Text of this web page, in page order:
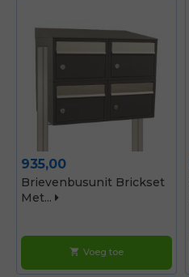
Prijs
935,00
Brievenbusunit Brickset
Met...
shopping_cart Voeg toe